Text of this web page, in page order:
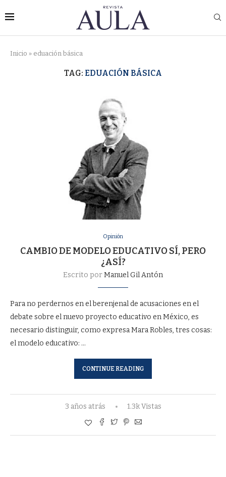
Inicio » eduación básica
TAG: EDUACIÓN BÁSICA
Opinión
CAMBIO DE MODELO EDUCATIVO SÍ, PERO
¿ASÍ?
Escrito porManuel Gil Antón
Para no perdernos en el berenjenal de acusaciones en el
debate sobre el nuevo proyecto educativo en México, es
necesario distinguir, como expresa Mara Robles, tres cosas:
el modelo educativo: …
CONTINUE READING
3 años atrás 1.3k Vistas